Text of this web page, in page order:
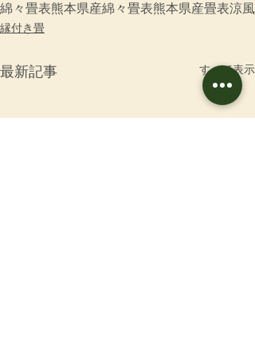
綿々畳表熊本県産綿々畳表熊本県産畳表涼風
縁付き畳
最新記事 すべて表示